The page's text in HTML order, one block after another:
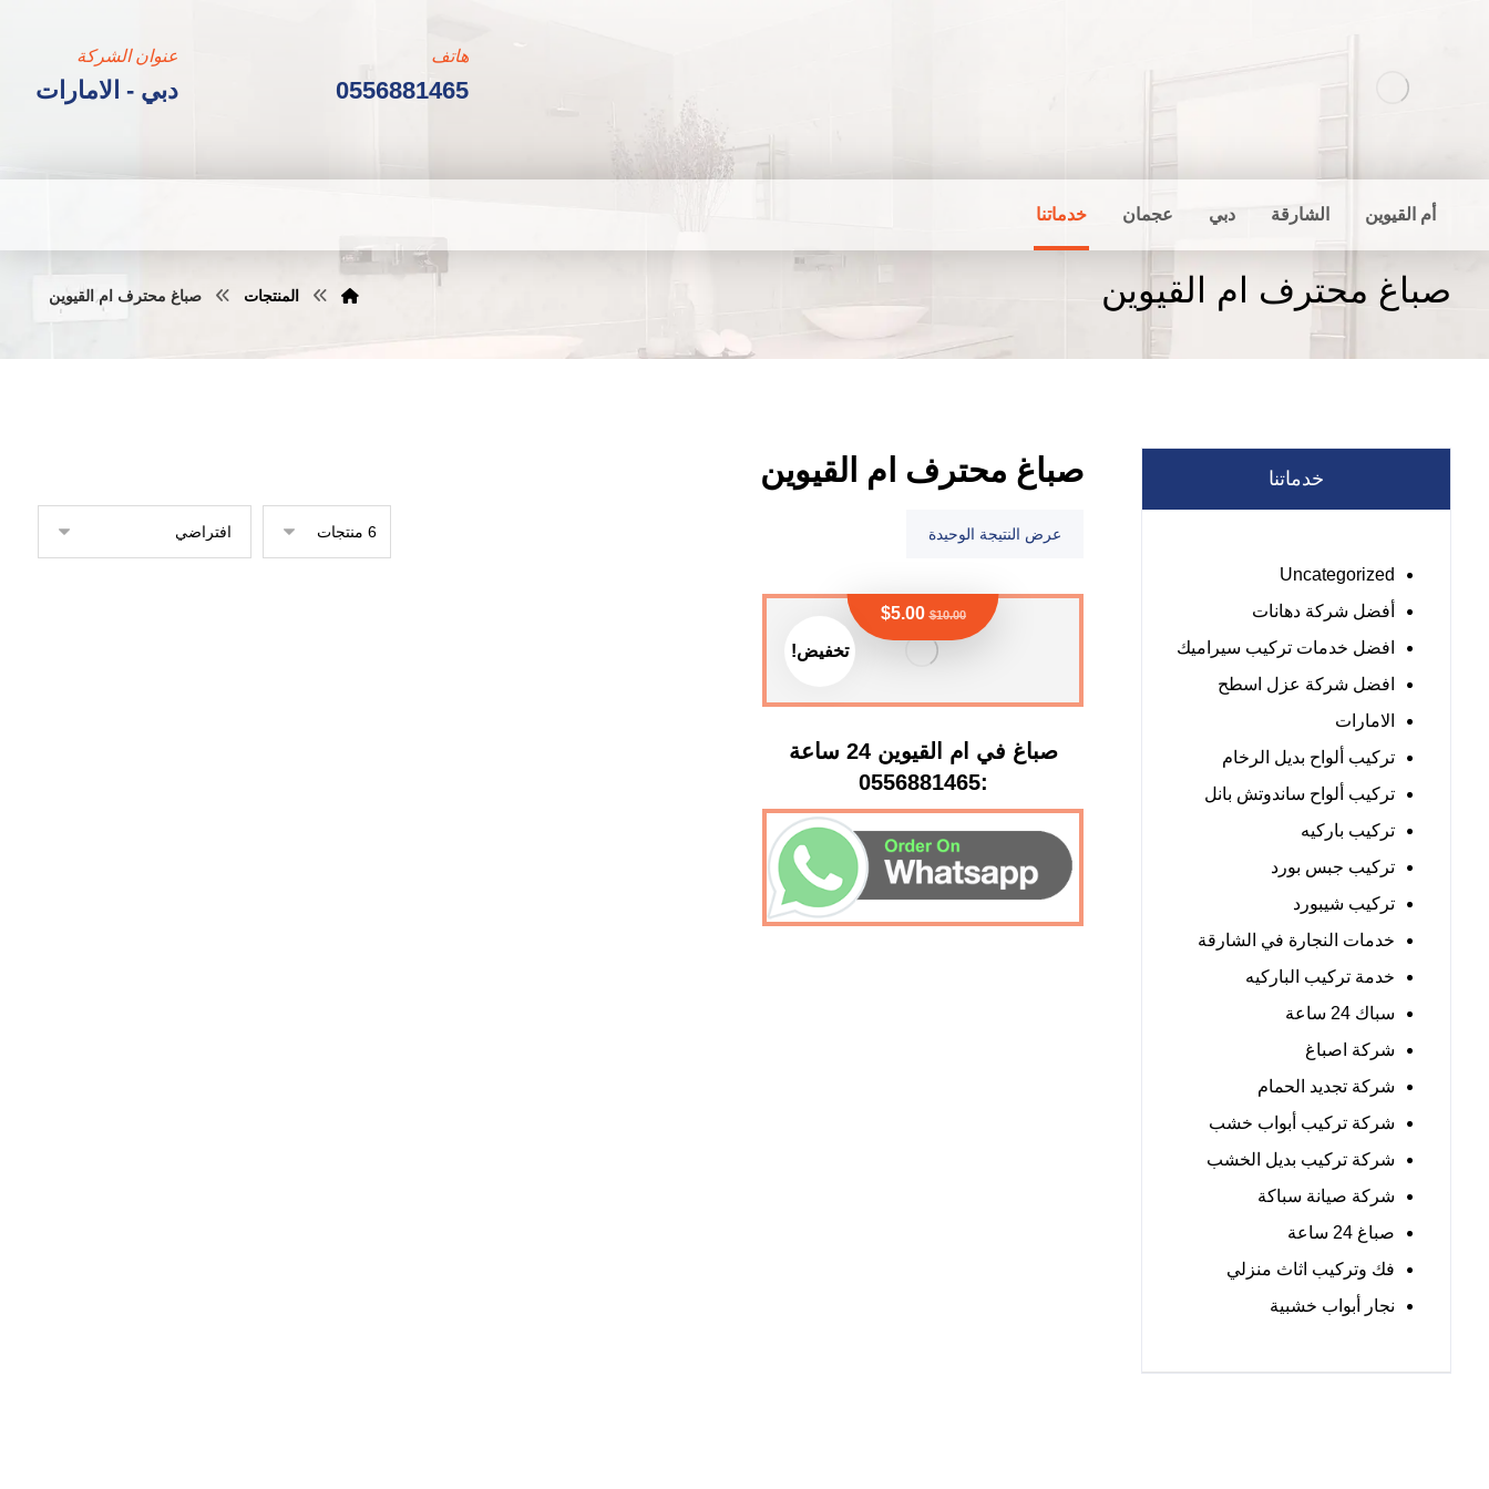
عنوان الشركة
دبي - الامارات
هاتف
0556881465
أم القيوين الشارقة دبي عجمان خدماتنا
صباغ محترف ام القيوين المنتجات صباغ محترف ام القيوين
صباغ محترف ام القيوين
عرض النتيجة الوحيدة
تخفيض!
صباغ في ام القيوين 24 ساعة
:0556881465
$10.00
$5.00
خدماتنا
Uncategorized
أفضل شركة دهانات
افضل خدمات تركيب سيراميك
افضل شركة عزل اسطح
الامارات
تركيب ألواح بديل الرخام
تركيب ألواح ساندوتش بانل
تركيب باركيه
تركيب جبس بورد
تركيب شيبورد
خدمات النجارة في الشارقة
خدمة تركيب الباركيه
سباك 24 ساعة
شركة اصباغ
شركة تجديد الحمام
شركة تركيب أبواب خشب
شركة تركيب بديل الخشب
شركة صيانة سباكة
صباغ 24 ساعة
فك وتركيب اثاث منزلي
نجار أبواب خشبية